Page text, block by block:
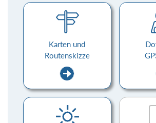
Karten und
Routenskizze